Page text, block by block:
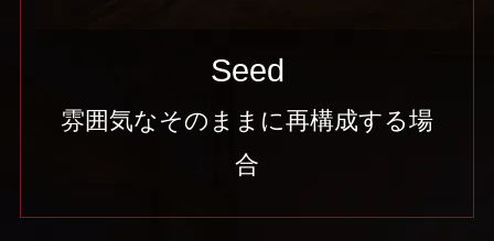
Seed
雰囲気なそのままに再構成する場
合